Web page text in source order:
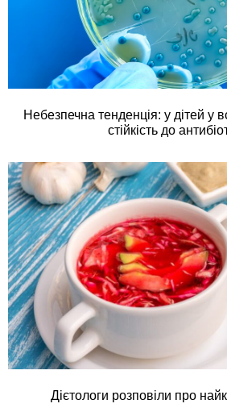
Небезпечна тенденція: у дітей у
стійкість до
Дієтологи розповіли про